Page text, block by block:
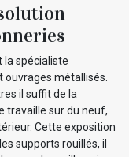
la spécialiste
métallisés.
il suffit de la
travaille sur du neuf,
Cette exposition
supports rouillés, il